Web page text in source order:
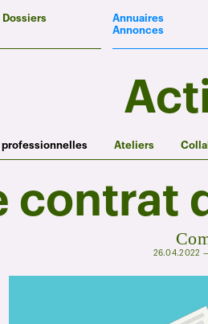
Dossiers
Annuaires
Annonces
professionnelles Ateliers
contrat
26.04.2022